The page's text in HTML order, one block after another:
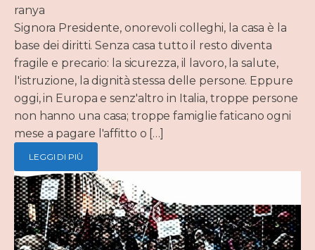
ranya
Signora Presidente, onorevoli colleghi, la casa è la
base dei diritti. Senza casa tutto il resto diventa
fragile e precario: la sicurezza, il lavoro, la salute,
l'istruzione, la dignità stessa delle persone. Eppure
oggi, in Europa e senz'altro in Italia, troppe persone
non hanno una casa; troppe famiglie faticano ogni
mese a pagare l'affitto o […]
LEGGI DI PIÙ